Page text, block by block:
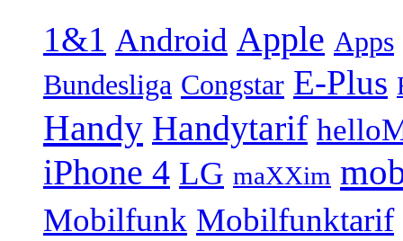
1&1 Android Apple Apps
Bundesliga Congstar E-Plus
Handy Handytarif
iPhone 4 LG maXXim
Mobilfunk Mobilfunktarif